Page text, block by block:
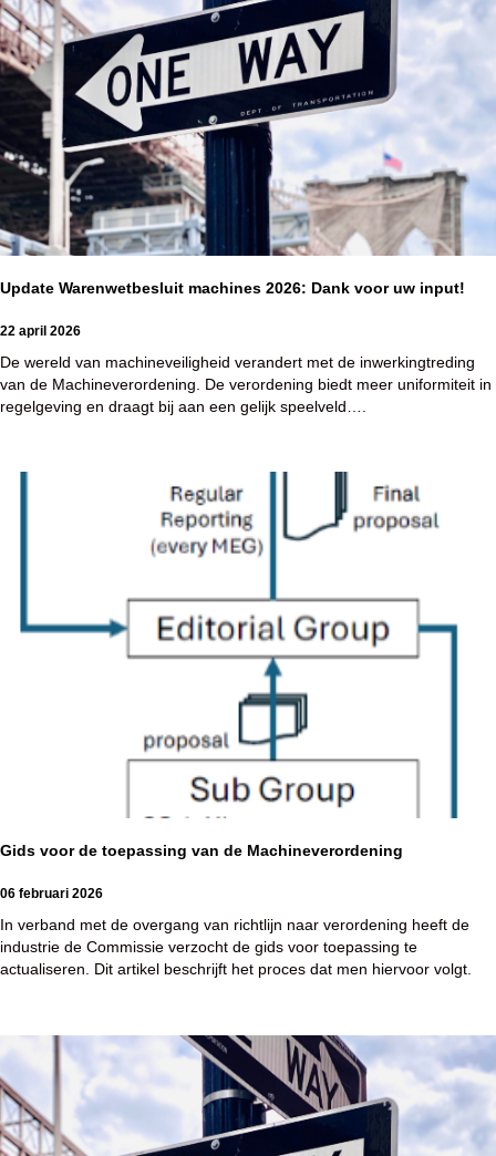
Update Warenwetbesluit machines 2026: Dank voor uw input!
22 april 2026
De wereld van machineveiligheid verandert met de inwerkingtreding
van de Machineverordening. De verordening biedt meer uniformiteit in
regelgeving en draagt bij aan een gelijk speelveld….
Gids voor de toepassing van de Machineverordening
06 februari 2026
In verband met de overgang van richtlijn naar verordening heeft de
industrie de Commissie verzocht de gids voor toepassing te
actualiseren. Dit artikel beschrijft het proces dat men hiervoor volgt.